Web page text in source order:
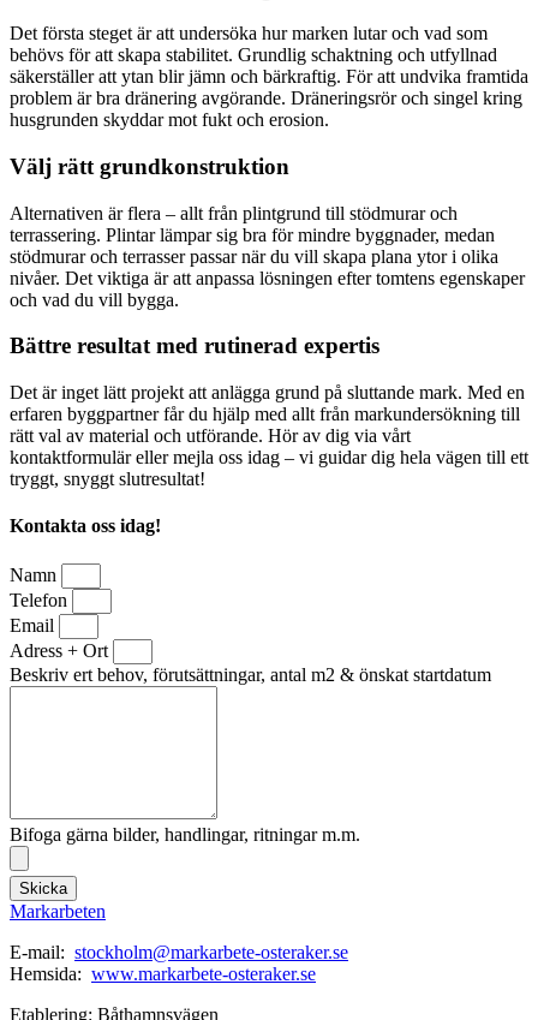
Det första steget är att undersöka hur marken lutar och vad som
behövs för att skapa stabilitet. Grundlig schaktning och utfyllnad
säkerställer att ytan blir jämn och bärkraftig. För att undvika framtida
problem är bra dränering avgörande. Dräneringsrör och singel kring
husgrunden skyddar mot fukt och erosion.
Välj rätt grundkonstruktion
Alternativen är flera – allt från plintgrund till stödmurar och
terrassering. Plintar lämpar sig bra för mindre byggnader, medan
stödmurar och terrasser passar när du vill skapa plana ytor i olika
nivåer. Det viktiga är att anpassa lösningen efter tomtens egenskaper
och vad du vill bygga.
Bättre resultat med rutinerad expertis
Det är inget lätt projekt att anlägga grund på sluttande mark. Med en
erfaren byggpartner får du hjälp med allt från markundersökning till
rätt val av material och utförande. Hör av dig via vårt
kontaktformulär eller mejla oss idag – vi guidar dig hela vägen till ett
tryggt, snyggt slutresultat!
Kontakta oss idag!
Namn
Telefon
Email
Adress + Ort
Beskriv ert behov, förutsättningar, antal m2 & önskat startdatum
Bifoga gärna bilder, handlingar, ritningar m.m.
Skicka
Markarbeten
E-mail: stockholm@markarbete-osteraker.se
Hemsida: www.markarbete-osteraker.se
Etablering: Båthamnsvägen